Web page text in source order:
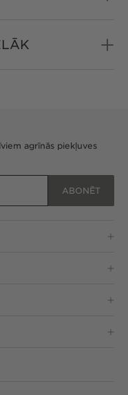
agrīnās piekļuves
ABONĒT